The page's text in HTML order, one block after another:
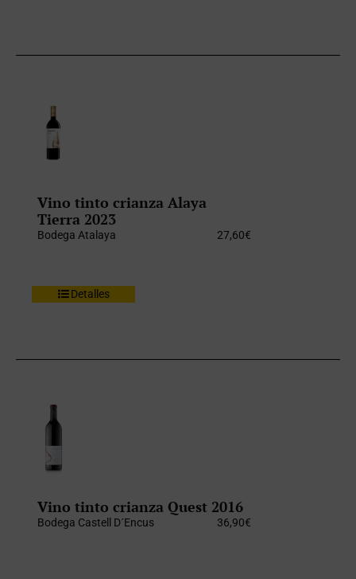
Vino tinto crianza Alaya
Tierra 2023
Bodega Atalaya 27,60€
Detalles
Vino tinto crianza Quest 2016
Bodega Castell D´Encus 36,90€